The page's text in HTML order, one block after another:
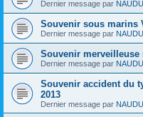
Dernier message par
Souvenir sous marins
Dernier message par
Souvenir merveilleuse
Dernier message par
Souvenir accident du
2013
Dernier message par